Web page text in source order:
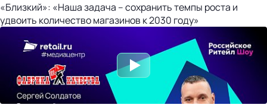
«Близкий»: «Наша задача – сохранить темпы роста и
удвоить количество магазинов к 2030 году»